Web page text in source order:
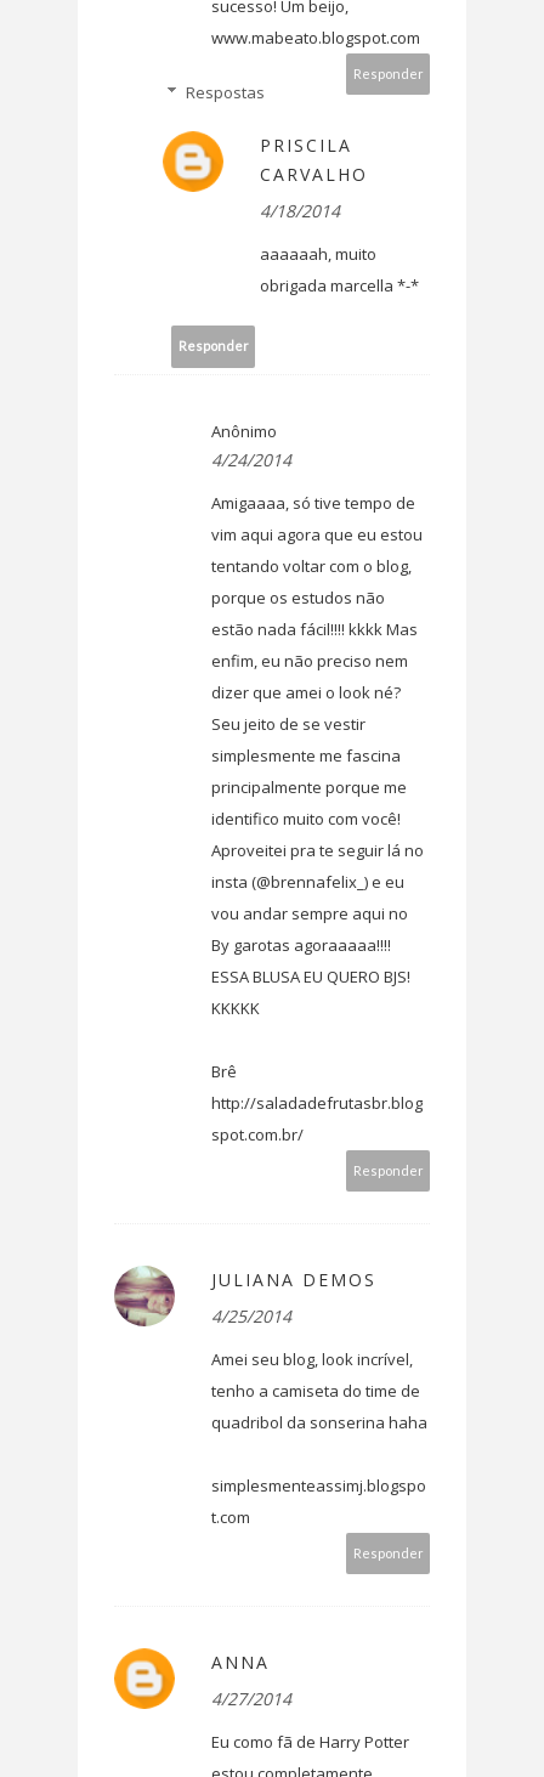
sucesso! Um beijo,
www.mabeato.blogspot.com
Responder
Respostas
PRISCILA
CARVALHO
4/18/2014
aaaaaah, muito
obrigada marcella *-*
Responder
Anônimo
4/24/2014
Amigaaaa, só tive tempo de
vim aqui agora que eu estou
tentando voltar com o blog,
porque os estudos não
estão nada fácil!!!! kkkk Mas
enfim, eu não preciso nem
dizer que amei o look né?
Seu jeito de se vestir
simplesmente me fascina
principalmente porque me
identifico muito com você!
Aproveitei pra te seguir lá no
insta (@brennafelix_) e eu
vou andar sempre aqui no
By garotas agoraaaaa!!!!
ESSA BLUSA EU QUERO BJS!
KKKKK
Brê
http://saladadefrutasbr.blog
spot.com.br/
Responder
JULIANA DEMOS
4/25/2014
Amei seu blog, look incrível,
tenho a camiseta do time de
quadribol da sonserina haha
simplesmenteassimj.blogspo
t.com
Responder
ANNA
4/27/2014
Eu como fã de Harry Potter